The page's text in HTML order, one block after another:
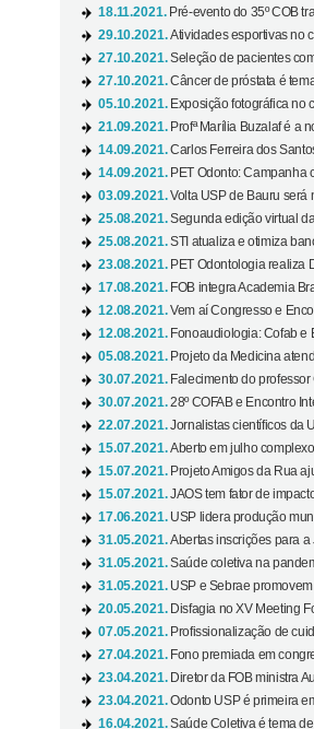
18.11.2021. Pré-evento do 35º COB
29.10.2021.Atividades esportivas no
27.10.2021.Seleção de pacientes
27.10.2021.Câncer de próstata é
05.10.2021. Exposição fotográfica no
21.09.2021. Profª Marília Buzalaf é a
14.09.2021.Carlos Ferreira dos
14.09.2021. PET Odonto: Campanha
03.09.2021.Volta USP de Bauru será
25.08.2021.Segunda edição virtual
25.08.2021.STI atualiza e otimiza
23.08.2021. PET Odontologia realiza
17.08.2021. FOB integra Academia
12.08.2021.Vem aí Congresso e
12.08.2021. Fonoaudiologia: Cofab e
05.08.2021. Projeto da Medicina
30.07.2021. Falecimento do
30.07.2021.28º COFAB e Encontro
22.07.2021.Jornalistas científicos da
15.07.2021.Aberto em julho
15.07.2021. Projeto Amigos da Rua
15.07.2021.JAOS tem fator de
17.06.2021. USP lidera produção
31.05.2021.Abertas inscrições para
31.05.2021.Saúde coletiva na
31.05.2021. USP e Sebrae
20.05.2021. Disfagia no XV Meeting
07.05.2021. Profissionalização de
27.04.2021. Fono premiada em
23.04.2021. Diretor da FOB ministra
23.04.2021.Odonto USP é primeira
16.04.2021.Saúde Coletiva é tema